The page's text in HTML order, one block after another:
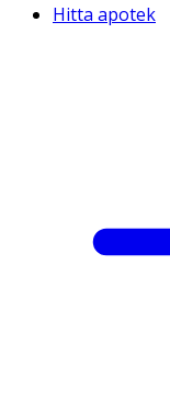
Hitta apotek